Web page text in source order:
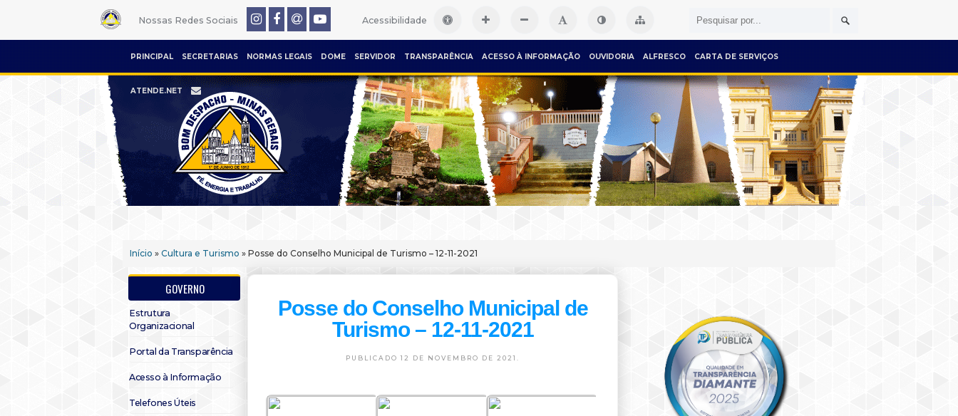
Nossas Redes Sociais Acessibilidade
PRINCIPAL SECRETARIAS NORMAS LEGAIS DOME SERVIDOR TRANSPARÊNCIA ACESSO À INFORMAÇÃO OUVIDORIA ALFRESCO CARTA DE SERVIÇOS
ATENDE.NET
Início » Cultura e Turismo » Posse do Conselho Municipal de Turismo – 12-11-2021
GOVERNO
Estrutura
Organizacional
Portal da Transparência
Acesso à Informação
Telefones Úteis
Posse do Conselho Municipal de
Turismo – 12-11-2021
PUBLICADO 12 DE NOVEMBRO DE 2021.